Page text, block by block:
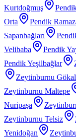
Kurtdoğmuş
Orta
Pendik
Sapanbağları
Velibaba
Pendik
Pendik Yeşilbağlar
Zeytinburnu
Zeytinburnu Maltepe
Nuripaşa
Zeytinburnu Telsiz
Yenidoğan